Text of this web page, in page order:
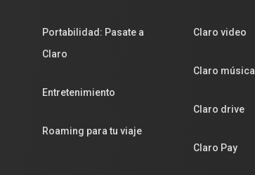
Portabilidad: Pasate a
Claro
Entretenimiento
Roaming para tu viaje
Claro video
Claro música
Claro drive
Claro Pay